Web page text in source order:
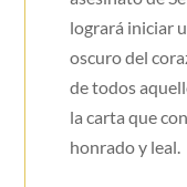
logrará iniciar
oscuro del
de todos
la carta que
honrado y leal.